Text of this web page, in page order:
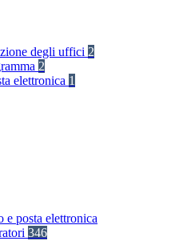
degli uffici 2
2
elettronica 1
e posta elettronica
346